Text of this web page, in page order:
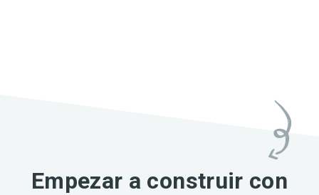
Empezar a construir con